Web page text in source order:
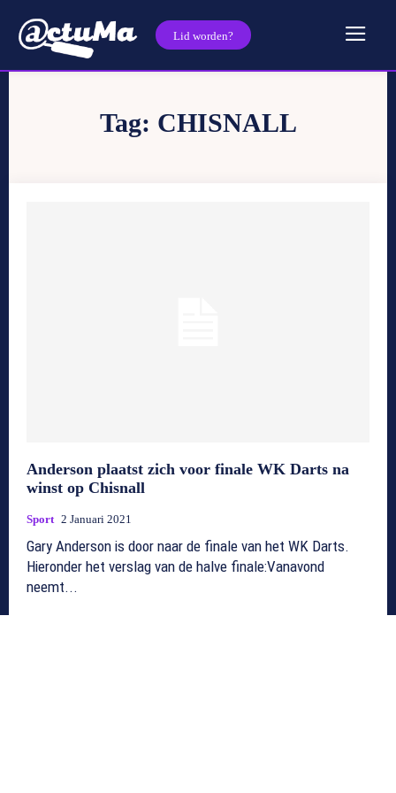
Lid worden?
Tag: CHISNALL
Anderson plaatst zich voor finale WK Darts na
winst op Chisnall
Sport 2 Januari 2021
Gary Anderson is door naar de finale van het WK Darts.
Hieronder het verslag van de halve finale:Vanavond
neemt...